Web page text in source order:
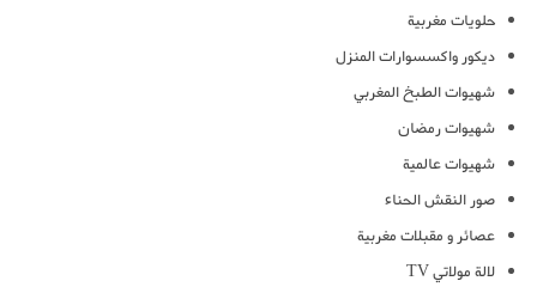
حلويات مغربية
ديكور واكسسوارات المنزل
شهيوات الطبخ المغربي
شهيوات رمضان
شهيوات عالمية
صور النقش الحناء
عصائر و مقبلات مغربية
لالة مولاتي TV